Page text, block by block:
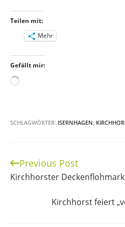
Teilen mit:
Mehr
Gefällt mir:
Wird
SCHLAGWÖRTER: ISERNHAGEN
Continue
Reading
Previous Post
Kirchhorster
Kirchhorst feiert